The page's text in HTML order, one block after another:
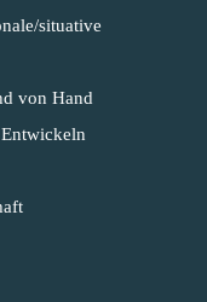
situative
von Hand